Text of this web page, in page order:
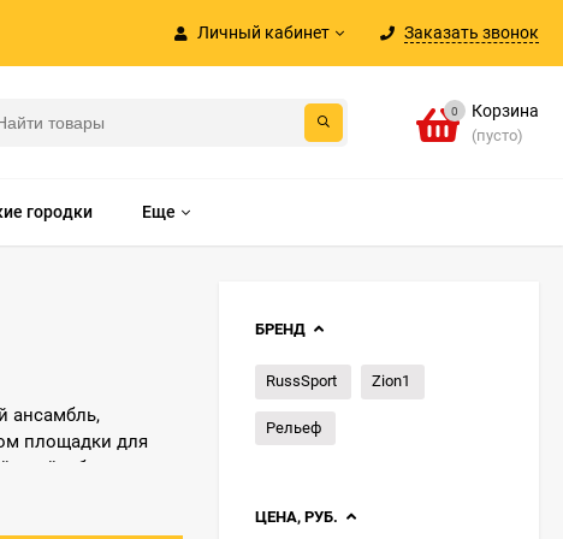
Личный кабинет Заказать звонок
0 Корзина
(пусто)
городки Еще
ансамбль,
площадки для
обеспечивая
БРЕНД
RussSport Zion1
Рельеф
ЦЕНА, РУБ.